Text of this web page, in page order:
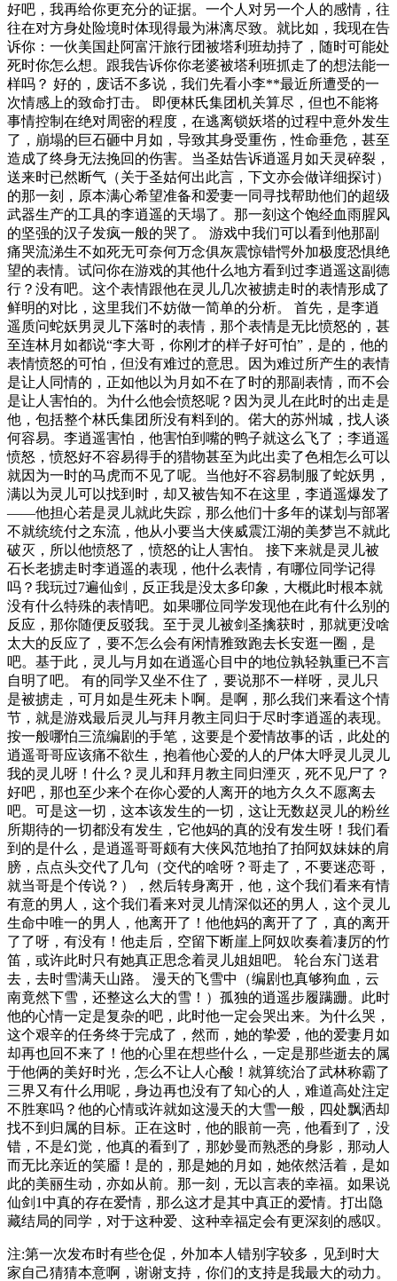
好吧，我再给你更充分的证据。一个人对另一个人的感情，往
往在对方身处险境时体现得最为淋漓尽致。就比如，我现在告
诉你：一伙美国赴阿富汗旅行团被塔利班劫持了，随时可能处
死时你怎么想。跟我告诉你你老婆被塔利班抓走了的想法能一
样吗？ 好的，废话不多说，我们先看小李**最近所遭受的一
次情感上的致命打击。 即便林氏集团机关算尽，但也不能将
事情控制在绝对周密的程度，在逃离锁妖塔的过程中意外发生
了，崩塌的巨石砸中月如，导致其身受重伤，性命垂危，甚至
造成了终身无法挽回的伤害。当圣姑告诉逍遥月如天灵碎裂，
送来时已然断气（关于圣姑何出此言，下文亦会做详细探讨）
的那一刻，原本满心希望准备和爱妻一同寻找帮助他们的超级
武器生产的工具的李逍遥的天塌了。那一刻这个饱经血雨腥风
的坚强的汉子发疯一般的哭了。 游戏中我们可以看到他那副
痛哭流涕生不如死无可奈何万念俱灰震惊错愕外加极度恐惧绝
望的表情。试问你在游戏的其他什么地方看到过李逍遥这副德
行？没有吧。这个表情跟他在灵儿几次被掳走时的表情形成了
鲜明的对比，这里我们不妨做一简单的分析。 首先，是李逍
遥质问蛇妖男灵儿下落时的表情，那个表情是无比愤怒的，甚
至连林月如都说“李大哥，你刚才的样子好可怕”，是的，他的
表情愤怒的可怕，但没有难过的意思。因为难过所产生的表情
是让人同情的，正如他以为月如不在了时的那副表情，而不会
是让人害怕的。为什么他会愤怒呢？因为灵儿在此时的出走是
他，包括整个林氏集团所没有料到的。偌大的苏州城，找人谈
何容易。李逍遥害怕，他害怕到嘴的鸭子就这么飞了；李逍遥
愤怒，愤怒好不容易得手的猎物甚至为此出卖了色相怎么可以
就因为一时的马虎而不见了呢。当他好不容易制服了蛇妖男，
满以为灵儿可以找到时，却又被告知不在这里，李逍遥爆发了
——他担心若是灵儿就此失踪，那么他们十多年的谋划与部署
不就统统付之东流，他从小要当大侠威震江湖的美梦岂不就此
破灭，所以他愤怒了，愤怒的让人害怕。 接下来就是灵儿被
石长老掳走时李逍遥的表现，他什么表情，有哪位同学记得
吗？我玩过7遍仙剑，反正我是没太多印象，大概此时根本就
没有什么特殊的表情吧。如果哪位同学发现他在此有什么别的
反应，那你随便反驳我。至于灵儿被剑圣擒获时，那就更没啥
太大的反应了，要不怎么会有闲情雅致跑去长安逛一圈，是
吧。基于此，灵儿与月如在逍遥心目中的地位孰轻孰重已不言
自明了吧。 有的同学又坐不住了，要说那不一样呀，灵儿只
是被掳走，可月如是生死未卜啊。是啊，那么我们来看这个情
节，就是游戏最后灵儿与拜月教主同归于尽时李逍遥的表现。
按一般哪怕三流编剧的手笔，这要是个爱情故事的话，此处的
逍遥哥哥应该痛不欲生，抱着他心爱的人的尸体大呼灵儿灵儿
我的灵儿呀！什么？灵儿和拜月教主同归湮灭，死不见尸了？
好吧，那也至少来个在你心爱的人离开的地方久久不愿离去
吧。可是这一切，这本该发生的一切，这让无数赵灵儿的粉丝
所期待的一切都没有发生，它他妈的真的没有发生呀！我们看
到的是什么，是逍遥哥哥颇有大侠风范地拍了拍阿奴妹妹的肩
膀，点点头交代了几句（交代的啥呀？哥走了，不要迷恋哥，
就当哥是个传说？），然后转身离开，他，这个我们看来有情
有意的男人，这个我们看来对灵儿情深似还的男人，这个灵儿
生命中唯一的男人，他离开了！他他妈的离开了了，真的离开
了了呀，有没有！他走后，空留下断崖上阿奴吹奏着凄厉的竹
笛，或许此时只有她真正思念着灵儿姐姐吧。 轮台东门送君
去，去时雪满天山路。 漫天的飞雪中（编剧也真够狗血，云
南竟然下雪，还整这么大的雪！）孤独的逍遥步履蹒跚。此时
他的心情一定是复杂的吧，此时他一定会哭出来。为什么哭，
这个艰辛的任务终于完成了，然而，她的挚爱，他的爱妻月如
却再也回不来了！他的心里在想些什么，一定是那些逝去的属
于他俩的美好时光，怎么不让人心酸！就算统治了武林称霸了
三界又有什么用呢，身边再也没有了知心的人，难道高处注定
不胜寒吗？他的心情或许就如这漫天的大雪一般，四处飘洒却
找不到归属的目标。正在这时，他的眼前一亮，他看到了，没
错，不是幻觉，他真的看到了，那妙曼而熟悉的身影，那动人
而无比亲近的笑靥！是的，那是她的月如，她依然活着，是如
此的美丽生动，亦如从前。那一刻，无以言表的幸福。如果说
仙剑1中真的存在爱情，那么这才是其中真正的爱情。打出隐
藏结局的同学，对于这种爱、这种幸福定会有更深刻的感叹。
注:第一次发布时有些仓促，外加本人错别字较多，见到时大
家自己猜猜本意啊，谢谢支持，你们的支持是我最大的动力。